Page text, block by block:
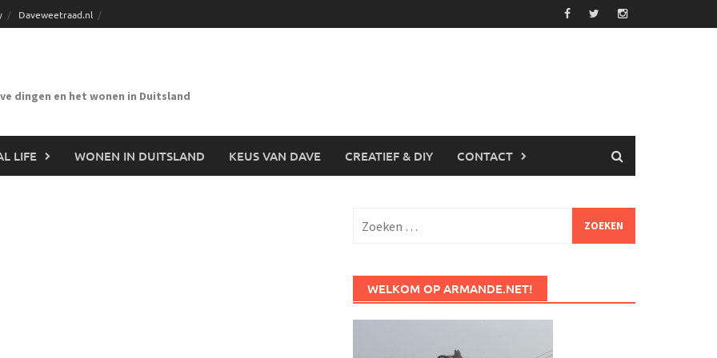
Daveweetraad.nl
dingen en het wonen in Duitsland
LIFE WONEN IN DUITSLAND KEUS VAN DAVE CREATIEF & DIY CONTACT
naar:
WELKOM OP ARMANDE.NET!